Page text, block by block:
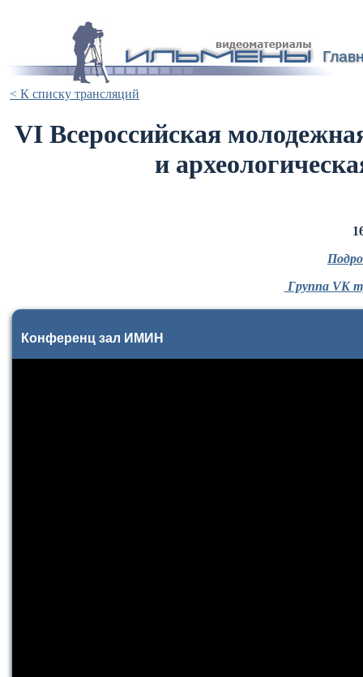
< К списку трансляций
VI Всероссийская
и
Группа VK
Конференц зал ИМИН